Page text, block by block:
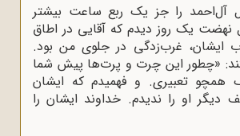
آل‌احمد را جز یک ربع ساعت بیشتر
نهضت یک روز دیدم که آقایی در اطاق
ایشان، غرب‌زدگی در جلوی من بود.
«چطور این چرت و پرت‌ها پیش شما
تعبیری. و فهمیدم که ایشان
دیگر او را ندیدم. خداوند ایشان را